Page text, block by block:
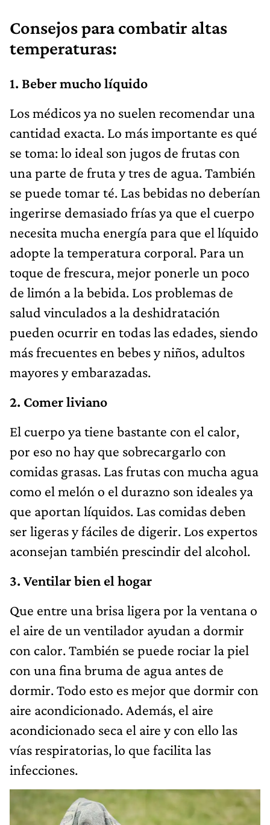
Consejos para combatir altas
temperaturas:
1. Beber mucho líquido
Los médicos ya no suelen recomendar una
cantidad exacta. Lo más importante es qué
se toma: lo ideal son jugos de frutas con
una parte de fruta y tres de agua. También
se puede tomar té. Las bebidas no deberían
ingerirse demasiado frías ya que el cuerpo
necesita mucha energía para que el líquido
adopte la temperatura corporal. Para un
toque de frescura, mejor ponerle un poco
de limón a la bebida. Los problemas de
salud vinculados a la deshidratación
pueden ocurrir en todas las edades, siendo
más frecuentes en bebes y niños, adultos
mayores y embarazadas.
2. Comer liviano
El cuerpo ya tiene bastante con el calor,
por eso no hay que sobrecargarlo con
comidas grasas. Las frutas con mucha agua
como el melón o el durazno son ideales ya
que aportan líquidos. Las comidas deben
ser ligeras y fáciles de digerir. Los expertos
aconsejan también prescindir del alcohol.
3. Ventilar bien el hogar
Que entre una brisa ligera por la ventana o
el aire de un ventilador ayudan a dormir
con calor. También se puede rociar la piel
con una fina bruma de agua antes de
dormir. Todo esto es mejor que dormir con
aire acondicionado. Además, el aire
acondicionado seca el aire y con ello las
vías respiratorias, lo que facilita las
infecciones.